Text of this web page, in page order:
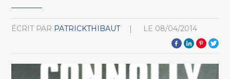
ÉCRIT PAR PATRICKTHIBAUT LE 08/04/2014